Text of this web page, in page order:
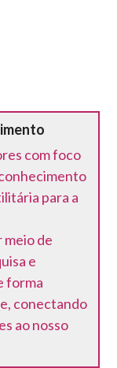
com foco
para a
de
e
forma
conectando
ao nosso